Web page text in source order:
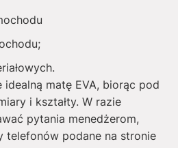
matę EVA, biorąc pod
i kształty. W razie
pytania menedżerom,
telefonów podane na stronie